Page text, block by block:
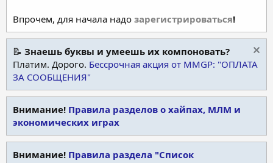
Впрочем, для начала надо зарегистрироваться!
📝 Знаешь буквы и умеешь их компоновать?
Платим. Дорого. Бессрочная акция от MMGP: "ОПЛАТА
ЗА СООБЩЕНИЯ"
Внимание! Правила разделов о хайпах, МЛМ и
экономических играх
Внимание! Правила раздела "Список